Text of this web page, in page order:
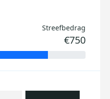
Streefbedrag
€750